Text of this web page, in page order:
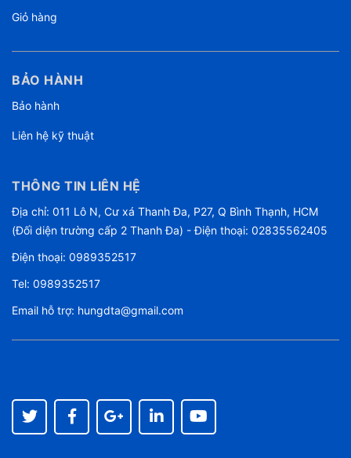
Giỏ hàng
BẢO HÀNH
Bảo hành
Liên hệ kỹ thuật
THÔNG TIN LIÊN HỆ
Địa chỉ: 011 Lô N, Cư xá Thanh Đa, P27, Q Bình Thạnh, HCM
(Đối diện trường cấp 2 Thanh Đa) - Điện thoại: 02835562405
Điện thoại: 0989352517
Tel: 0989352517
Email hỗ trợ: hungdta@gmail.com